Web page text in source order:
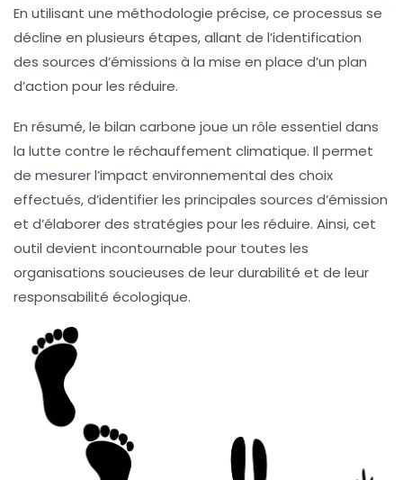
En utilisant une méthodologie précise, ce processus se
décline en plusieurs étapes, allant de l’identification
des sources d’émissions à la mise en place d’un plan
d’action pour les réduire.
En résumé, le bilan carbone joue un rôle essentiel dans
la lutte contre le réchauffement climatique. Il permet
de mesurer l’impact environnemental des choix
effectués, d’identifier les principales sources d’émission
et d’élaborer des stratégies pour les réduire. Ainsi, cet
outil devient incontournable pour toutes les
organisations soucieuses de leurdurabilité et de leur
responsabilité écologique.